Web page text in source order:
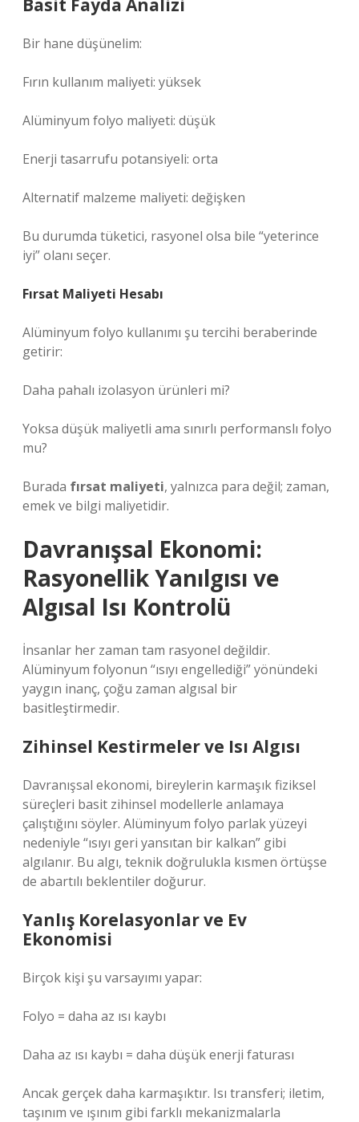
Basit Fayda Analizi
Bir hane düşünelim:
Fırın kullanım maliyeti: yüksek
Alüminyum folyo maliyeti: düşük
Enerji tasarrufu potansiyeli: orta
Alternatif malzeme maliyeti: değişken
Bu durumda tüketici, rasyonel olsa bile “yeterince
iyi” olanı seçer.
Fırsat Maliyeti Hesabı
Alüminyum folyo kullanımı şu tercihi beraberinde
getirir:
Daha pahalı izolasyon ürünleri mi?
Yoksa düşük maliyetli ama sınırlı performanslı folyo
mu?
Burada fırsat maliyeti, yalnızca para değil; zaman,
emek ve bilgi maliyetidir.
Davranışsal Ekonomi:
Rasyonellik Yanılgısı ve
Algısal Isı Kontrolü
İnsanlar her zaman tam rasyonel değildir.
Alüminyum folyonun “ısıyı engellediği” yönündeki
yaygın inanç, çoğu zaman algısal bir
basitleştirmedir.
Zihinsel Kestirmeler ve Isı Algısı
Davranışsal ekonomi, bireylerin karmaşık fiziksel
süreçleri basit zihinsel modellerle anlamaya
çalıştığını söyler. Alüminyum folyo parlak yüzeyi
nedeniyle “ısıyı geri yansıtan bir kalkan” gibi
algılanır. Bu algı, teknik doğrulukla kısmen örtüşse
de abartılı beklentiler doğurur.
Yanlış Korelasyonlar ve Ev
Ekonomisi
Birçok kişi şu varsayımı yapar:
Folyo = daha az ısı kaybı
Daha az ısı kaybı = daha düşük enerji faturası
Ancak gerçek daha karmaşıktır. Isı transferi; iletim,
taşınım ve ışınım gibi farklı mekanizmalarla